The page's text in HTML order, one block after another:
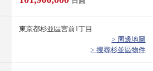
東京都杉並區宮前1丁目
> 周邊地圖
> 搜尋杉並區物件